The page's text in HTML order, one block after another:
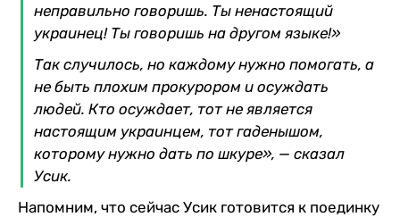
неправильно говоришь. Ты ненастоящий
украинец! Ты говоришь на другом языке!»
Так случилось, но каждому нужно помогать, а
не быть плохим прокурором и осуждать
людей. Кто осуждает, тот не является
настоящим украинцем, тот гаденышом,
которому нужно дать по шкуре», — сказал
Усик.
Напомним, что сейчас Усик готовится к поединку